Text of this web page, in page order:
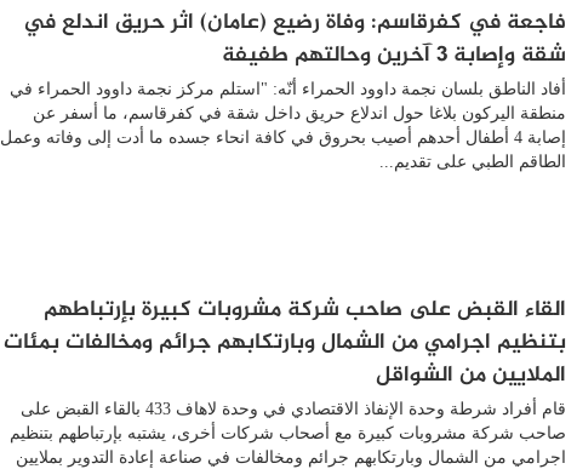
فاجعة في كفرقاسم: وفاة رضيع (عامان) اثر حريق اندلع في
شقة وإصابة 3 آخرين وحالتهم طفيفة
أفاد الناطق بلسان نجمة داوود الحمراء أنّه: "استلم مركز نجمة داوود الحمراء في
منطقة اليركون بلاغا حول اندلاع حريق داخل شقة في كفرقاسم، ما أسفر عن
إصابة 4 أطفال أحدهم أصيب بحروق في كافة انحاء جسده ما أدت إلى وفاته وعمل
الطاقم الطبي على تقديم...
القاء القبض على صاحب شركة مشروبات كبيرة بإرتباطهم
بتنظيم اجرامي من الشمال وبارتكابهم جرائم ومخالفات بمئات
الملايين من الشواقل
قام أفراد شرطة وحدة الإنفاذ الاقتصادي في وحدة لاهاف 433 بالقاء القبض على
صاحب شركة مشروبات كبيرة مع أصحاب شركات أخرى، يشتبه بإرتباطهم بتنظيم
اجرامي من الشمال وبارتكابهم جرائم ومخالفات في صناعة إعادة التدوير بملايين